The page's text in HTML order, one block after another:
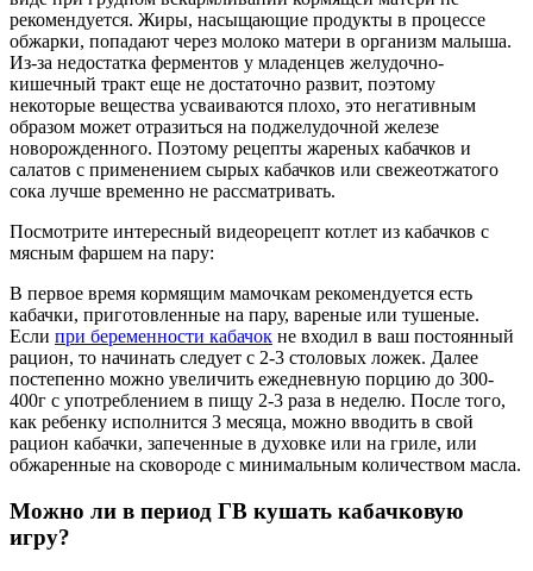
рекомендуется. Жиры, насыщающие продукты в процессе
обжарки, попадают через молоко матери в организм малыша.
Из-за недостатка ферментов у младенцев желудочно-
кишечный тракт еще не достаточно развит, поэтому
некоторые вещества усваиваются плохо, это негативным
образом может отразиться на поджелудочной железе
новорожденного. Поэтому рецепты жареных кабачков и
салатов с применением сырых кабачков или свежеотжатого
сока лучше временно не рассматривать.
Посмотрите интересный видеорецепт котлет из кабачков с
мясным фаршем на пару:
В первое время кормящим мамочкам рекомендуется есть
кабачки, приготовленные на пару, вареные или тушеные.
Если при беременности кабачок не входил в ваш постоянный
рацион, то начинать следует с 2-3 столовых ложек. Далее
постепенно можно увеличить ежедневную порцию до 300-
400г с употреблением в пищу 2-3 раза в неделю. После того,
как ребенку исполнится 3 месяца, можно вводить в свой
рацион кабачки, запеченные в духовке или на гриле, или
обжаренные на сковороде с минимальным количеством масла.
Можно ли в период ГВ кушать кабачковую
игру?